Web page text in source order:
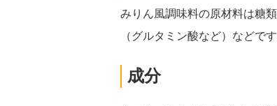
みりん風調味料の原材料は糖
（グルタミン酸など）などです
成分